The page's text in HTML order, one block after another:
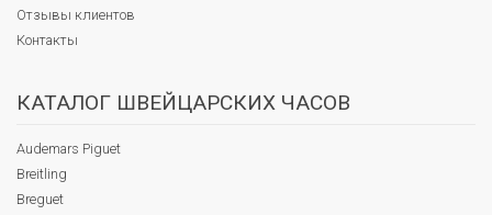
Отзывы клиентов
Контакты
КАТАЛОГ ШВЕЙЦАРСКИХ ЧАСОВ
Audemars Piguet
Breitling
Breguet